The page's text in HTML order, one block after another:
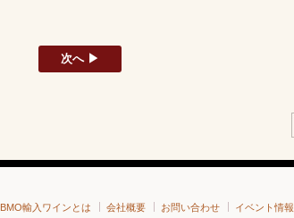
次へ ▶
BMO輸入ワインとは 会社概要 お問い合わせ イベント情報